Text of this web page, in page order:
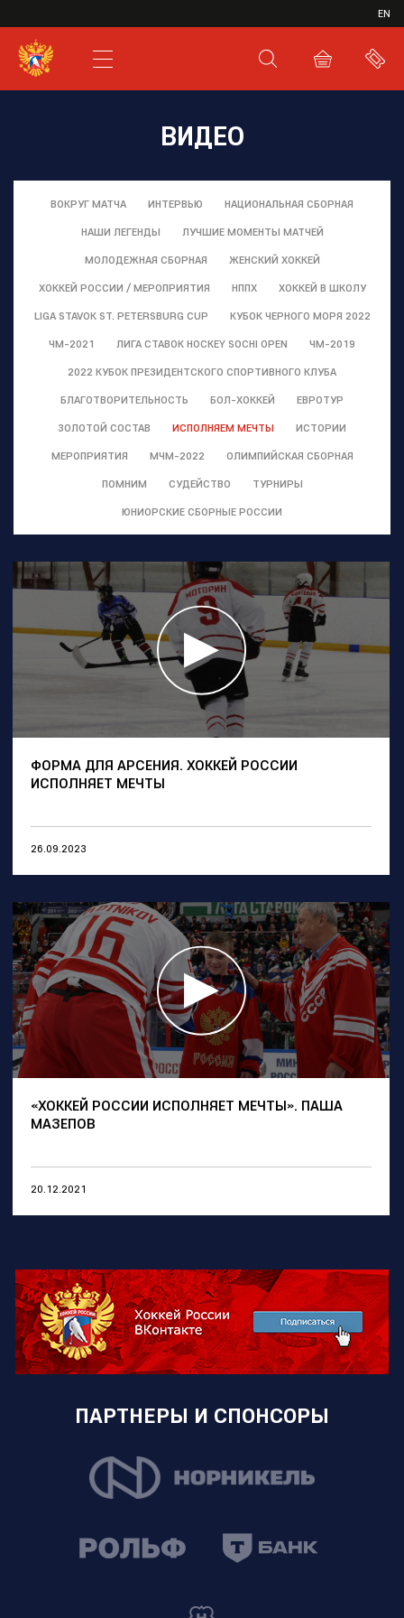
EN
XHL.RU
ВКС
ВИДЕО
ВОКРУГ МАТЧА ИНТЕРВЬЮ НАЦИОНАЛЬНАЯ СБОРНАЯ
НАШИ ЛЕГЕНДЫ ЛУЧШИЕ МОМЕНТЫ МАТЧЕЙ
МОЛОДЕЖНАЯ СБОРНАЯ ЖЕНСКИЙ ХОККЕЙ
ХОККЕЙ РОССИИ / МЕРОПРИЯТИЯ НППХ ХОККЕЙ В ШКОЛУ
LIGA STAVOK ST. PETERSBURG CUP КУБОК ЧЕРНОГО МОРЯ 2022
ЧМ-2021 ЛИГА СТАВОК HOCKEY SOCHI OPEN ЧМ-2019
2022 КУБОК ПРЕЗИДЕНТСКОГО СПОРТИВНОГО КЛУБА
БЛАГОТВОРИТЕЛЬНОСТЬ БОЛ-ХОККЕЙ ЕВРОТУР
ЗОЛОТОЙ СОСТАВ ИСПОЛНЯЕМ МЕЧТЫ ИСТОРИИ
МЕРОПРИЯТИЯ МЧМ-2022 ОЛИМПИЙСКАЯ СБОРНАЯ
ПОМНИМ СУДЕЙСТВО ТУРНИРЫ
ЮНИОРСКИЕ СБОРНЫЕ РОССИИ
ФОРМА ДЛЯ АРСЕНИЯ. ХОККЕЙ РОССИИ
ИСПОЛНЯЕТ МЕЧТЫ
26.09.2023
«ХОККЕЙ РОССИИ ИСПОЛНЯЕТ МЕЧТЫ». ПАША
МАЗЕПОВ
20.12.2021
ПАРТНЕРЫ И СПОНСОРЫ